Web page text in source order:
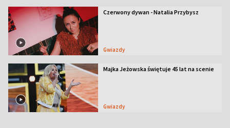
Czerwony dywan - Natalia Przybysz
Gwiazdy
Majka Jeżowska świętuje 45 lat na scenie
Gwiazdy